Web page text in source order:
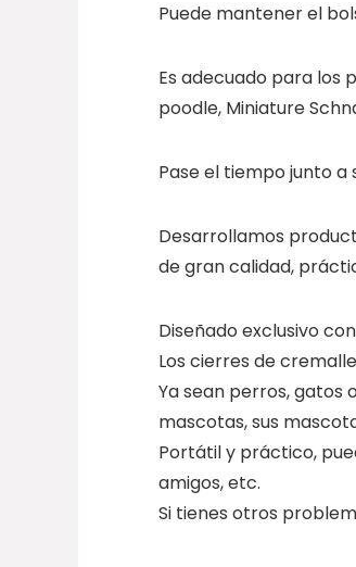
Puede mantener el
Es adecuado para los
poodle, Miniature
Pase el tiempo junto a
Desarrollamos
de gran calidad,
Diseñado exclusivo
Los cierres de
Ya sean perros, gatos
mascotas, sus
Portátil y práctico,
amigos, etc.
Si tienes otros